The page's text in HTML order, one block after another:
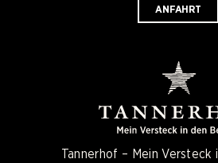
ANFAHRT
Tannerhof – Mein Versteck